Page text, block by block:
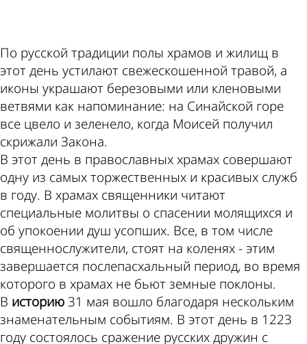
По русской традиции полы храмов и жилищ в
этот день устилают свежескошенной травой, а
иконы украшают березовыми или кленовыми
ветвями как напоминание: на Синайской горе
все цвело и зеленело, когда Моисей получил
скрижали Закона.
В этот день в православных храмах совершают
одну из самых торжественных и красивых служб
в году. В храмах священники читают
специальные молитвы о спасении молящихся и
об упокоении душ усопших. Все, в том числе
священнослужители, стоят на коленях - этим
завершается послепасхальный период, во время
которого в храмах не бьют земные поклоны.
В историю 31 мая вошло благодаря нескольким
знаменательным событиям. В этот день в 1223
году состоялось сражение русских дружин с